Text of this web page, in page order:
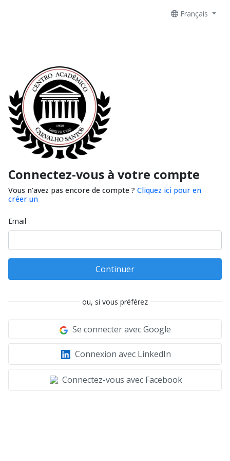
Français
Connectez-vous à votre compte
Vous n’avez pas encore de compte ? Cliquez ici pour en
créer un
Email
Continuer
ou, si vous préférez
Se connecter avec Google
Connexion avec LinkedIn
Connectez-vous avec Facebook